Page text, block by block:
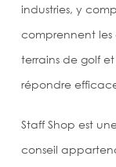
industries, y
comprennent les
terrains de golf
répondre
Staff Shop est
conseil